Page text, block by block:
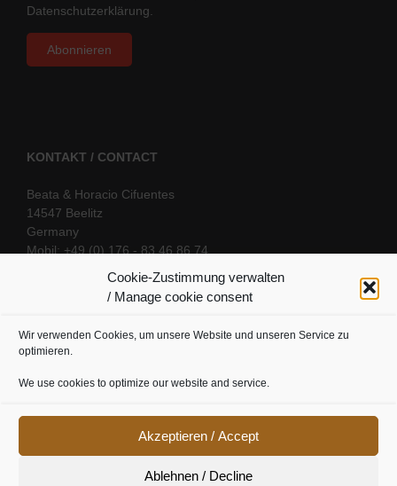
Cookie-Zustimmung verwalten
/ Manage cookie consent
Wir verwenden Cookies, um unsere Website und unseren Service zu
optimieren.
We use cookies to optimize our website and service.
Akzeptieren / Accept
Ablehnen / Decline
Datenschutzerklärung.
KONTAKT / CONTACT
Beata & Horacio Cifuentes
14547 Beelitz
Germany
Mobil: +49 (0) 176 - 83 46 86 74
SOCIAL LINKS